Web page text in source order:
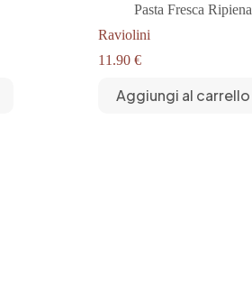
Pasta Fresca Ripiena
Raviolini
11.90 €
Aggiungi al carrello